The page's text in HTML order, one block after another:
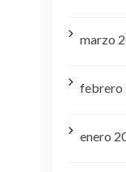
marzo
febrero
enero